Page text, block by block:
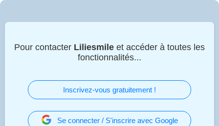
Pour contacter Liliesmile et accéder à toutes les
fonctionnalités...
Inscrivez-vous gratuitement !
Se connecter / S'inscrire avec Google